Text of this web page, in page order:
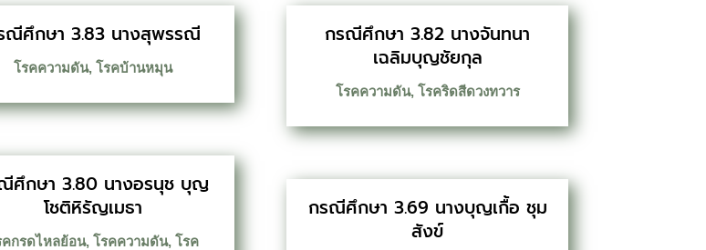
ณีศึกษา 3.83 นางสุพรรณี
โรคความดัน, โรคบ้านหมุน
ศึกษา 3.80 นางอรนุช บุญ
โชติหิรัญเมธา
คกรดไหลย้อน, โรคความดัน, โรค
กรณีศึกษา 3.82 นางจันทนา
เฉลิมบุญชัยกุล
โรคความดัน, โรคริดสีดวงทวาร
กรณีศึกษา 3.69 นางบุญเกื้อ ชุม
สังข์